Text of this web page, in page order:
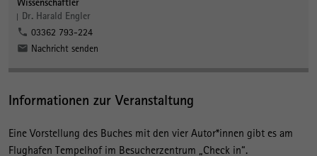
Dr. Harald Engler
03362 793-224
Nachricht senden
Informationen zur Veranstaltung
Eine Vorstellung des Buches mit den vier Autor*innen gibt es am
Flughafen Tempelhof im Besucherzentrum „Check in“.